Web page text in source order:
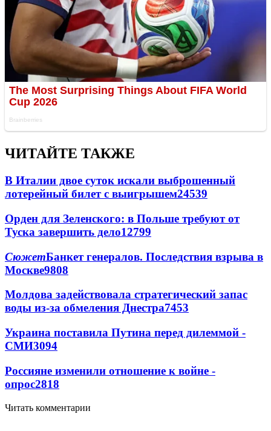
ЧИТАЙТЕ ТАКЖЕ
В Италии двое суток искали выброшенный
лотерейный билет с выигрышем24539
Орден для Зеленского: в Польше требуют от
Туска завершить дело12799
СюжетБанкет генералов. Последствия взрыва в
Москве9808
Молдова задействовала стратегический запас
воды из-за обмеления Днестра7453
Украина поставила Путина перед дилеммой -
СМИ3094
Россияне изменили отношение к войне -
опрос2818
Читать комментарии